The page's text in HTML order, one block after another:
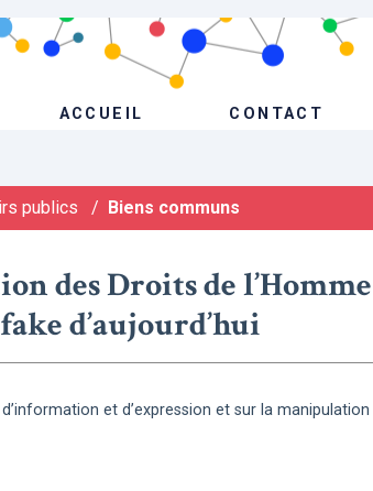
ACCUEIL CONTACT
publics / Biens communs
des Droits de
d’aujourd’hui
et d’expression et sur la